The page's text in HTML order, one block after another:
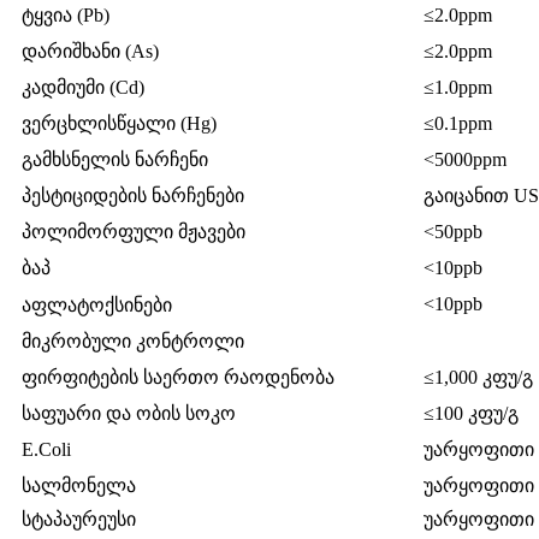
ტყვია (Pb)
≤2.0ppm
დარიშხანი (As)
≤2.0ppm
კადმიუმი (Cd)
≤1.0ppm
ვერცხლისწყალი (Hg)
≤0.1ppm
გამხსნელის ნარჩენი
<5000ppm
პესტიციდების ნარჩენები
გაიცანით
პოლიმორფული მჟავები
<50ppb
ბაპ
<10ppb
აფლატოქსინები
<10ppb
მიკრობული კონტროლი
ფირფიტების საერთო რაოდენობა
≤1,000 კფუ/გ
საფუარი და ობის სოკო
≤100 კფუ/გ
E.Coli
უარყოფითი
სალმონელა
უარყოფითი
სტაპაურეუსი
უარყოფითი